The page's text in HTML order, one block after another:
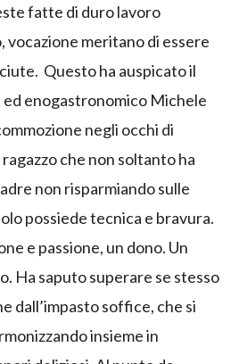
fatte di duro lavoro
vocazione meritano di essere
Questo ha auspicato il
enogastronomico Michele
negli occhi di
che non soltanto ha
non risparmiando sulle
possiede tecnica e bravura.
e passione, un dono. Un
Ha saputo superare se stesso
dall’impasto soffice, che si
insieme in